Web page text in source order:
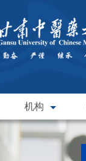
机构